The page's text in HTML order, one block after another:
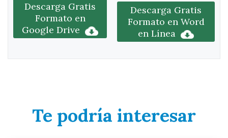
Descarga Gratis
Formato en
Google Drive
Descarga Gratis
Formato en Word
en Línea
Te podría interesar